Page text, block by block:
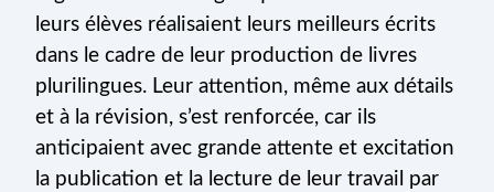
leurs élèves réalisaient leurs meilleurs écrits
dans le cadre de leur production de livres
plurilingues. Leur attention, même aux détails
et à la révision, s’est renforcée, car ils
anticipaient avec grande attente et excitation
la publication et la lecture de leur travail par